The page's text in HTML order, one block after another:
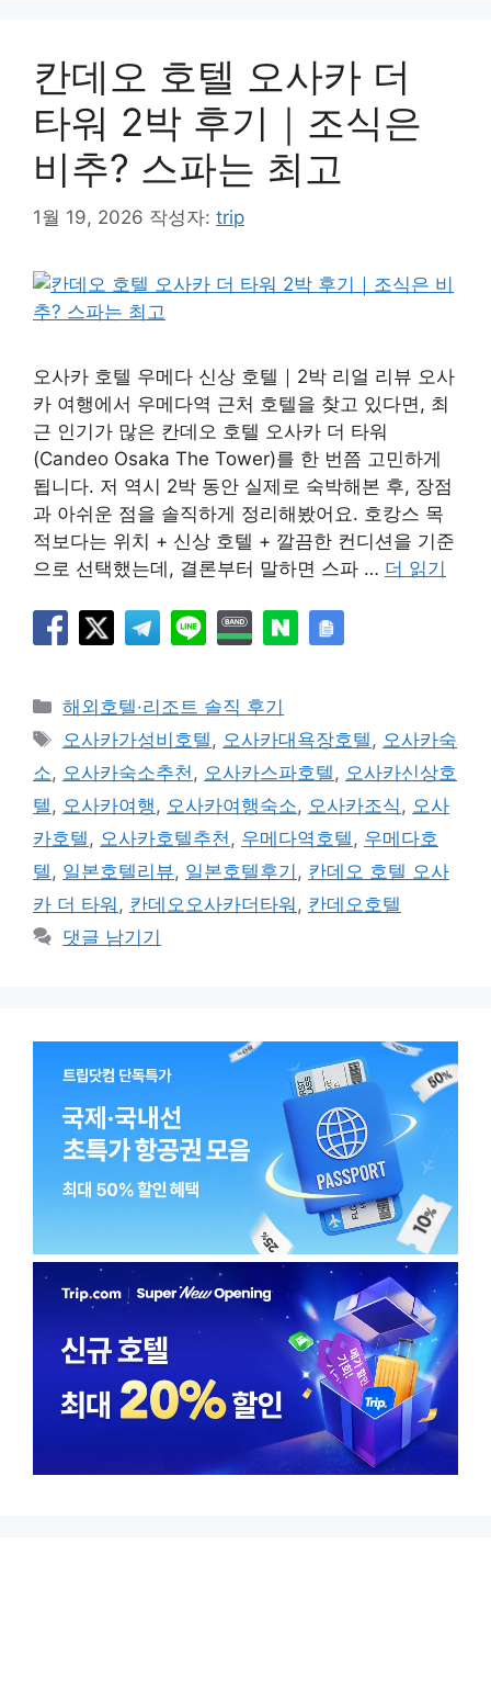
칸데오 호텔 오사카 더
타워 2박 후기｜조식은
비추? 스파는 최고
1월 19, 2026 작성자: trip
오사카 호텔 우메다 신상 호텔｜2박 리얼 리뷰 오사
카 여행에서 우메다역 근처 호텔을 찾고 있다면, 최
근 인기가 많은 칸데오 호텔 오사카 더 타워
(Candeo Osaka The Tower)를 한 번쯤 고민하게
됩니다. 저 역시 2박 동안 실제로 숙박해본 후, 장점
과 아쉬운 점을 솔직하게 정리해봤어요. 호캉스 목
적보다는 위치 + 신상 호텔 + 깔끔한 컨디션을 기준
으로 선택했는데, 결론부터 말하면 스파 … 더 읽기
카
테
리
해외호텔·리조트 솔직 후기
태
그
오사카가성비호텔, 오사카대욕장호텔, 오사카숙
소, 오사카숙소추천, 오사카스파호텔, 오사카신상호
텔, 오사카여행, 오사카여행숙소, 오사카조식, 오사
카호텔, 오사카호텔추천, 우메다역호텔, 우메다호
텔, 일본호텔리뷰, 일본호텔후기 , 칸데오 호텔 오사
카 더 타워 , 칸데오오사카더타워 , 칸데오호텔
댓글 남기기